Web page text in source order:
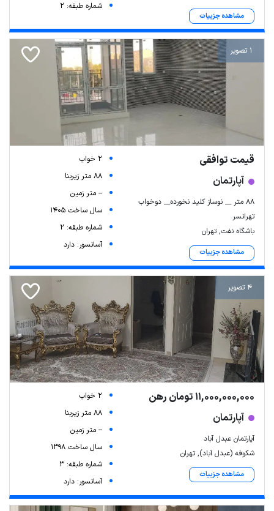
مشاهده جزییات
شماره طبقه: 2
1 تصویر
قیمت توافقی
آپارتمان
۸۸ متر __ نوساز کلید نخورده__ دوخواب
تهرانسر
باشگاه نفت, تهران
مشاهده جزییات
2 خواب
88 متر زیربنا
-- متر زمین
سال ساخت 1405
شماره طبقه: 2
آسانسور: دارد
4 تصویر
11,000,000,000 تومان رهن
آپارتمان
آپارتمان عبدل آباد
شکوفه (عبدل آباد), تهران
مشاهده جزییات
2 خواب
88 متر زیربنا
-- متر زمین
سال ساخت 1398
شماره طبقه: 3
آسانسور: دارد